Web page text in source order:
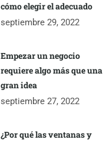
cómo elegir el adecuado
septiembre 29, 2022
Empezar un negocio
requiere algo más que una
gran idea
septiembre 27, 2022
¿Por qué las ventanas y